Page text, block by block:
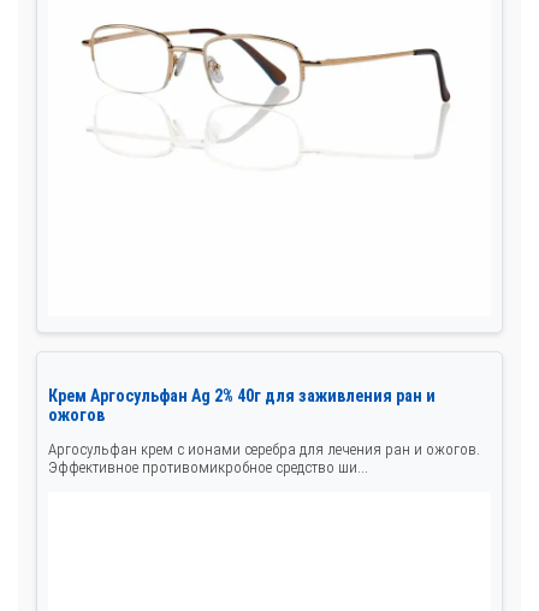
Крем Аргосульфан Ag 2% 40г для заживления ран и
ожогов
Аргосульфан крем с ионами серебра для лечения ран и ожогов.
Эффективное противомикробное средство ши...